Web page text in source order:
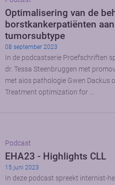
Optimalisering van de
borstkankerpatiënten
tumorsubtype
08 september 2023
In de podcastserie Proefschriften
dr. Tessa Steenbruggen met
met aios pathologie Gwen Dackus
Treatment optimization for …
Podcast
EHA23 - Highlights CLL
15 juni 2023
In deze podcast spreekt internist-